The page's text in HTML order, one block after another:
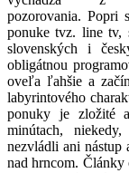
pozorovania. Popri
ponuke tvz. line tv,
slovenských i
obligátnou
oveľa ľahšie a
labyrintového
ponuky je zložité
minútach,
nezvládli ani nástup
nad hrncom. Články